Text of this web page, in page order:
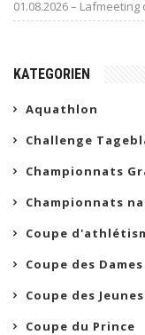
01.08.2026 – Lafmeeting
KATEGORIEN
Aquathlon
Challenge
Championnats
Championnats
Coupe
Coupe des Dames
Coupe des Jeunes
Coupe du Prince